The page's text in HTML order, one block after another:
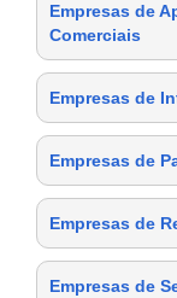
Empresas de
Comerciais
Empresas de
Empresas de
Empresas de
Empresas de